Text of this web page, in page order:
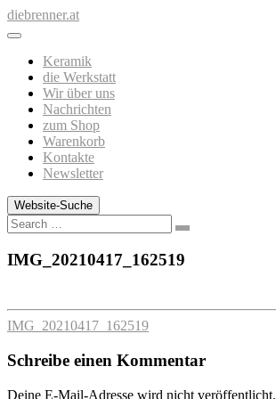
Zum
Inhalt
diebrenner.at
Keramik
die Werkstatt
Wir über uns
Nachrichten
zum Shop
Warenkorb
Kontakte
Newsletter
Website-Suche
Search
IMG_20210417_162519
IMG_20210417_162519
Schreibe einen Kommentar
Deine E-Mail-Adresse wird nicht veröffentlicht.